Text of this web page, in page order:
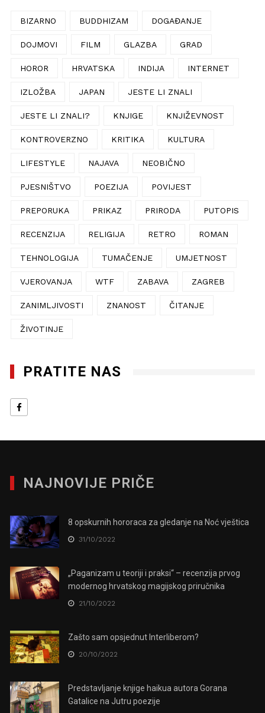
BIZARNO BUDDHIZAM DOGAĐANJE
DOJMOVI FILM GLAZBA GRAD
HOROR HRVATSKA INDIJA INTERNET
IZLOŽBA JAPAN JESTE LI ZNALI
JESTE LI ZNALI? KNJIGE KNJIŽEVNOST
KONTROVERZNO KRITIKA KULTURA
LIFESTYLE NAJAVA NEOBIČNO
PJESNIŠTVO POEZIJA POVIJEST
PREPORUKA PRIKAZ PRIRODA PUTOPIS
RECENZIJA RELIGIJA RETRO ROMAN
TEHNOLOGIJA TUMAČENJE UMJETNOST
VJEROVANJA WTF ZABAVA ZAGREB
ZANIMLJIVOSTI ZNANOST ČITANJE
ŽIVOTINJE
PRATITE NAS
NAJNOVIJE PRIČE
8 opskurnih hororaca za gledanje na Noć vještica
31/10/2022
„Paganizam u teoriji i praksi“ – recenzija prvog
modernog hrvatskog magijskog priručnika
21/10/2022
Zašto sam opsjednut Interliberom?
20/10/2022
Predstavljanje knjige haikua autora Gorana
Gatalice na Jutru poezije